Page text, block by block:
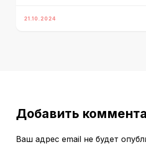
21.10.2024
Добавить
Ваш адрес email не будет